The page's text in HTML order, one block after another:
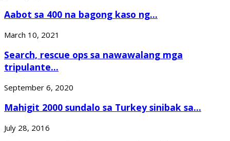
Aabot sa 400 na bagong kaso ng...
March 10, 2021
Search, rescue ops sa nawawalang mga
tripulante...
September 6, 2020
Mahigit 2000 sundalo sa Turkey sinibak sa...
July 28, 2016